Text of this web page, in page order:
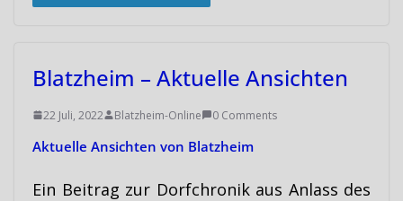
Blatzheim – Aktuelle Ansichten
22 Juli, 2022 Blatzheim-Online 0 Comments
Aktuelle Ansichten von Blatzheim
Ein Beitrag zur Dorfchronik aus Anlass des